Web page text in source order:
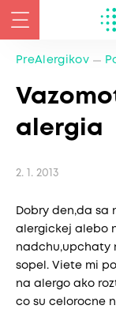
PreAlergikov
alergia
2. 1. 2013
Dobry den,da sa
alergickej alebo
nadchu,upchaty
sopel. Viete mi
na alergo ako
co su celorocne